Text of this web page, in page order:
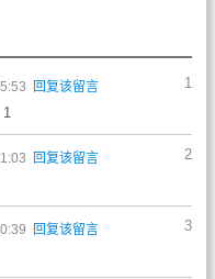
1
回复该留言
1
2
回复该留言
3
回复该留言